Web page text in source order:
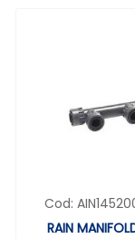
Cod:
RAIN